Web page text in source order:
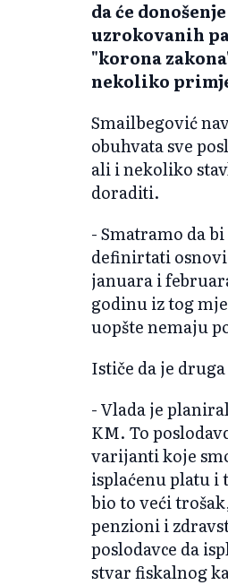
da će
uzrokovanih
"korona
nekoliko
Smailbegović
obuhvata sve
ali i nekoliko
doraditi.
- Smatramo da
definirtati
januara i
godinu iz tog
uopšte nemaju
Ističe da je
- Vlada je
KM. To
varijanti koje
isplaćenu platu i
bio to veći
penzioni i
poslodavce da
stvar fiskalnog